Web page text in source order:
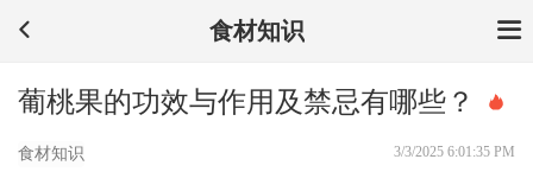
食材知识
葡桃果的功效与作用及禁忌有哪些？
食材知识 3/3/2025 6:01:35 PM